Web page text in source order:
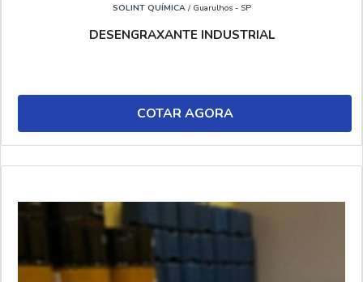
SOLINT QUÍMICA/ Guarulhos - SP
DESENGRAXANTE INDUSTRIAL
COTAR AGORA